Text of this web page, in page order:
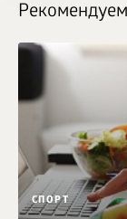
СПОРТ